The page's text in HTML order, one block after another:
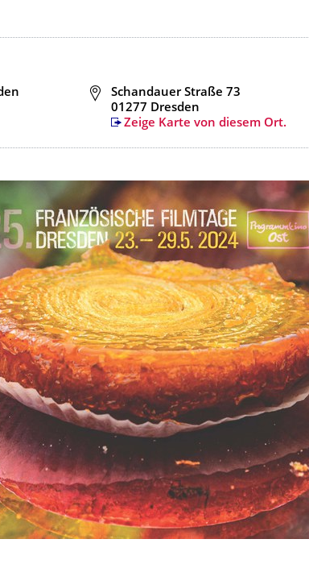
Adresse
Schandauer Straße 73
01277 Dresden
Zeige Karte von diesem Ort.